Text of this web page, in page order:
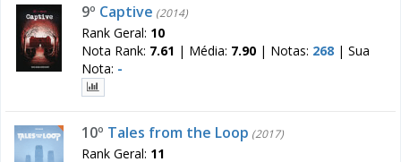
9º Captive (2014)
Rank Geral: 10
Nota Rank: 7.61 | Média: 7.90 | Notas: 268 | Sua
Nota: -
10º Tales from the Loop (2017)
Rank Geral: 11